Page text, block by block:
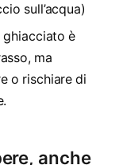
sull’acqua)
ghiacciato è
ma
o rischiare di
anche